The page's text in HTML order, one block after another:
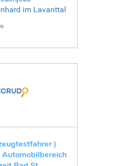
im Lavanttal
|